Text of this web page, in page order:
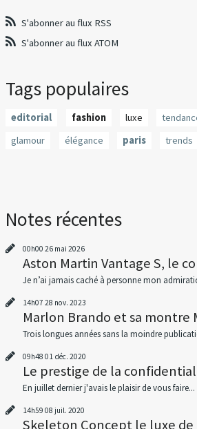
S'abonner au flux RSS
S'abonner au flux ATOM
Tags populaires
editorial fashion luxe
glamour
élégance paris trends
Notes récentes
00h00 26 mai 2026
Aston Martin Vantage S, le
Je n’ai jamais caché à personne mon
14h07 28 nov. 2023
Marlon Brando et sa montre
Trois longues années sans la moindre
09h48 01 déc. 2020
Le prestige de la
En juillet dernier j'avais le plaisir de vous faire...
14h59 08 juil. 2020
Skeleton Concept le luxe de